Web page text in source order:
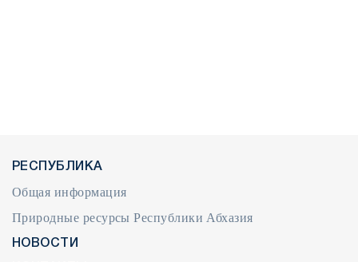
РЕСПУБЛИКА
Общая информация
Природные ресурсы Республики Абхазия
НОВОСТИ